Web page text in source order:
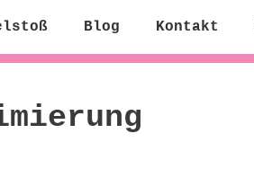
Blog Kontakt